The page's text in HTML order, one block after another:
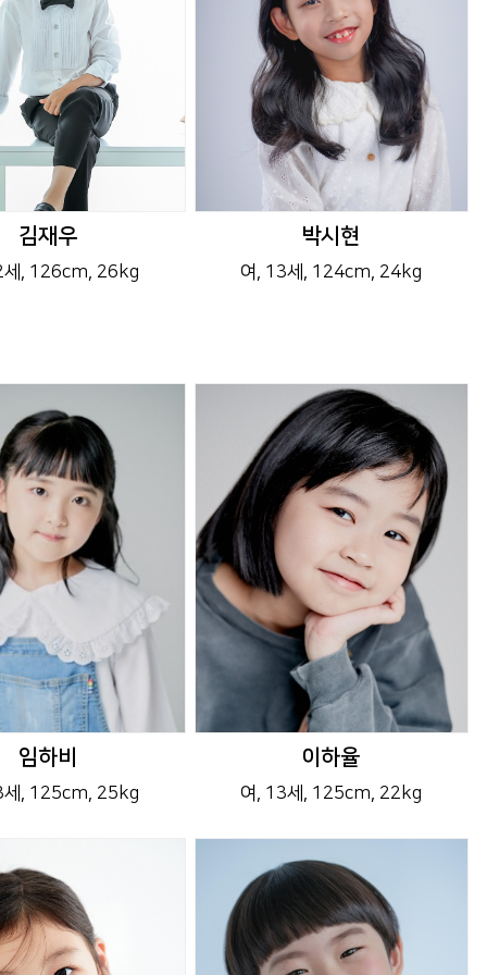
김재우
, 126cm, 26kg
박시현
여 , 13세 , 124cm, 24kg
임하비
, 125cm, 25kg
이하율
여 , 13세 , 125cm, 22kg